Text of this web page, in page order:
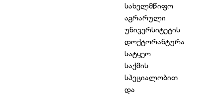
სახელმწიფო
აგრარული
უნივერსიტეტის
დოქტორანტურა
სატყეო
საქმის
სპეციალობით
და